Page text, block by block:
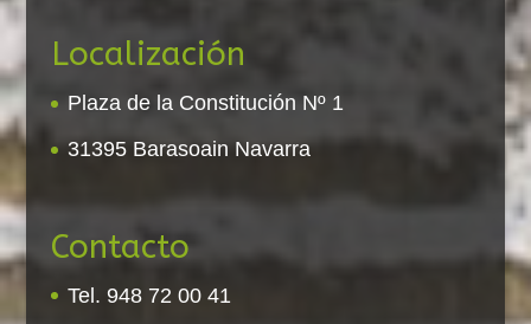
Localización
Plaza de la Constitución Nº 1
31395 Barasoain Navarra
Contacto
Tel. 948 72 00 41